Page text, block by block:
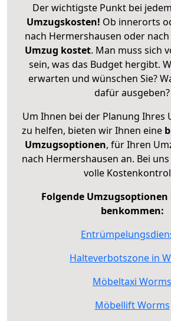
Der wichtigste Punkt bei
Umzugskosten! Ob innerorts
nach Hermershausen oder
Umzug kostet. Man muss sich
sein, was das Budget hergibt.
erwarten und wünschen Sie?
dafür ausgeben?
Um Ihnen bei der Planung Ihres
zu helfen, bieten wir Ihnen eine
Umzugsoptionen, für Ihren
nach Hermershausen an. Bei
volle
Folgende Umzugsoptionen
benkommen:
Halteverbotszone in
Möbeltaxi Worms
Möbellift Worms